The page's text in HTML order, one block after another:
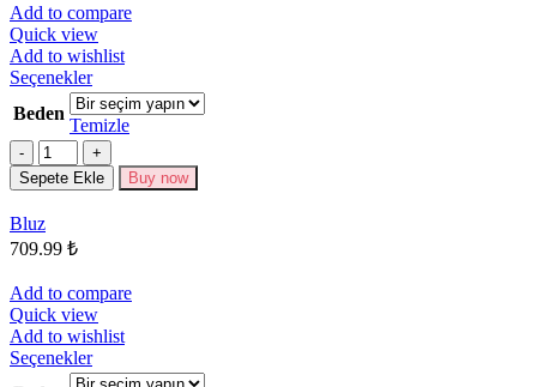
Add to compare
Quick view
Add to wishlist
SeçeneklerBu
ürünün
birden
fazla
varyasyonu
var.
Beden
Temizle
Miktar
Sepete Ekle Buy now
Bluz
709.99 ₺
Add to compare
Quick view
Add to wishlist
SeçeneklerBu
ürünün